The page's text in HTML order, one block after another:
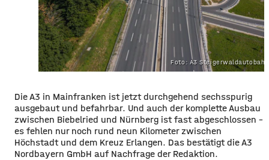
Foto: A3 Steigerwaldautobahn
Die A3 in Mainfranken ist jetzt durchgehend sechsspurig
ausgebaut und befahrbar. Und auch der komplette Ausbau
zwischen Biebelried und Nürnberg ist fast abgeschlossen –
es fehlen nur noch rund neun Kilometer zwischen
Höchstadt und dem Kreuz Erlangen. Das bestätigt die A3
Nordbayern GmbH auf Nachfrage der Redaktion.